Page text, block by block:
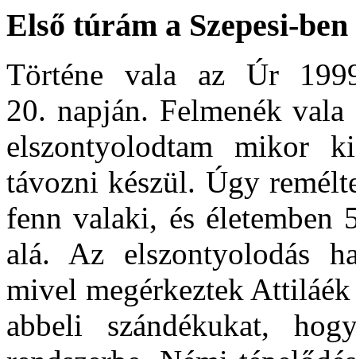
Első túrám a Szepesi-ben
Történe vala az Úr
20. napján. Felmenék
elszontyolodtam mikor
távozni készül. Úgy
fenn valaki, és életemben
alá. Az elszontyolodás
mivel megérkeztek
abbeli szándékukat,